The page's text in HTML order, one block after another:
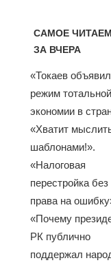
САМОЕ
ЗА ВЧЕРА
«Токаев объявил
режим тотальной
экономии в
«Хватит
шаблонами!».
«Налоговая
перестройка без
права на
«Почему
РК публично
поддержал